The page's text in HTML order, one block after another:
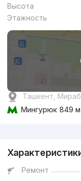
Высота
Этажность
Ташкент,
Мингурюк 849 м
Ремонт